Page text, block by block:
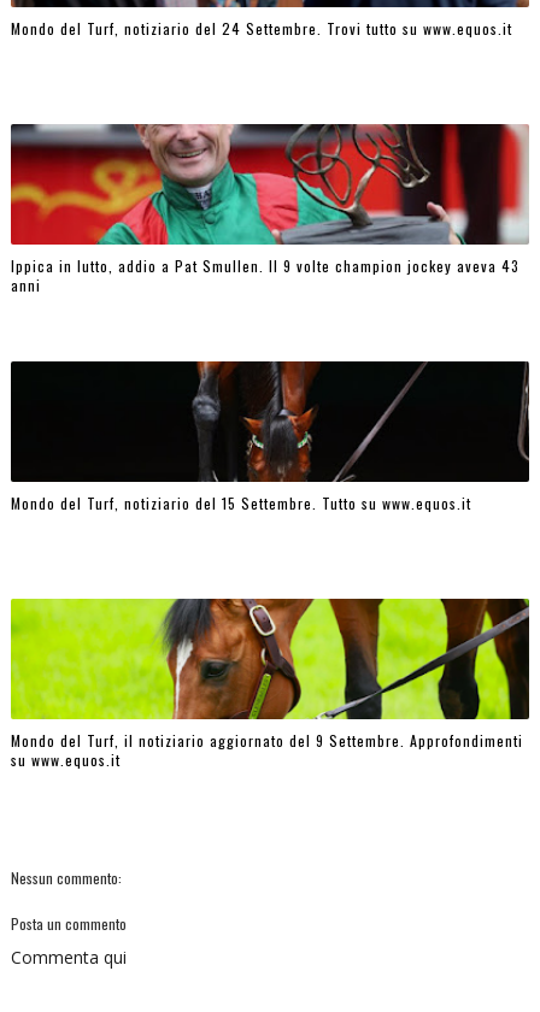
Mondo del Turf, notiziario del 24 Settembre. Trovi tutto su www.equos.it
Ippica in lutto, addio a Pat Smullen. Il 9 volte champion jockey aveva 43
anni
Mondo del Turf, notiziario del 15 Settembre. Tutto su www.equos.it
Mondo del Turf, il notiziario aggiornato del 9 Settembre. Approfondimenti
su www.equos.it
Nessun commento:
Posta un commento
Commenta qui